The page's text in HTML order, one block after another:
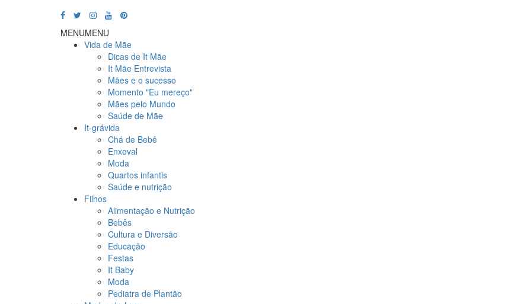
MENUMENU
Vida de Mãe
Dicas de It Mãe
It Mãe Entrevista
Mães e o sucesso
Momento "Eu mereço"
Mães pelo Mundo
Saúde de Mãe
It-grávida
Chá de Bebê
Enxoval
Moda
Quartos infantis
Saúde e nutrição
Filhos
Alimentação e Nutrição
Bebês
Cultura e Diversão
Educação
Festas
It Baby
Moda
Pediatra de Plantão